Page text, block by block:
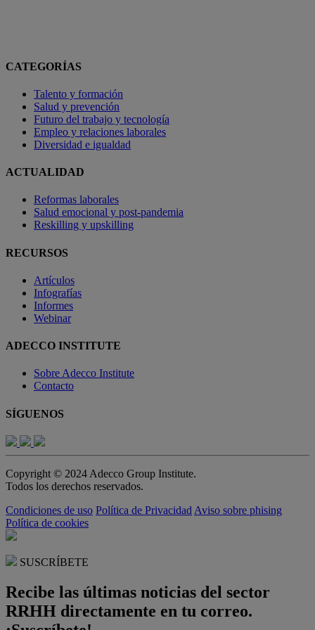
CATEGORÍAS
Talento y formación
Salud y prevención
Futuro del trabajo y tecnología
Empleo y relaciones laborales
Diversidad e igualdad
ACTUALIDAD
Reformas laborales
Salud emocional y post-pandemia
Reskilling y upskilling
RECURSOS
Artículos
Infografías
Informes
Webinar
ADECCO INSTITUTE
Sobre Adecco Institute
Contacto
SÍGUENOS
Copyright © 2024 Adecco Group Institute.
Todos los derechos reservados.
Condiciones de uso Política de Privacidad Aviso sobre phising
Política de cookies
SUSCRÍBETE
Recibe las últimas noticias del sector
RRHH directamente en tu correo.